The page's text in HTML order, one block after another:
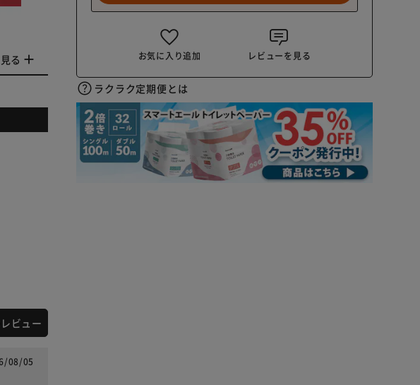
る お気に入り追加 レビューを見る
ラクラク定期便とは
ビュー
08/05